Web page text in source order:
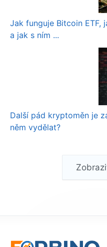
Jak funguje Bitcoin ETF,
a jak s ním ...
Další pád kryptoměn je
něm vydělat?